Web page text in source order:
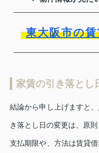
東大阪市の
家賃の引き落とし
結論から申し上げますと
き落とし日の変更は、原則
支払期限や、方法は賃貸